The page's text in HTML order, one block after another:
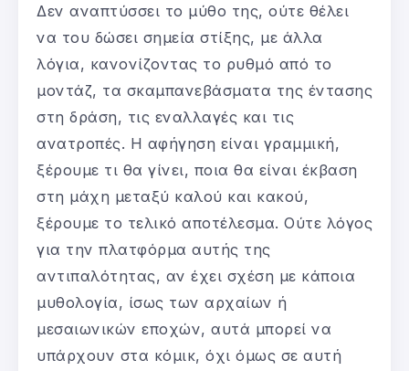
Δεν αναπτύσσει το μύθο της, ούτε θέλει
να του δώσει σημεία στίξης, με άλλα
λόγια, κανονίζοντας το ρυθμό από το
μοντάζ, τα σκαμπανεβάσματα της έντασης
στη δράση, τις εναλλαγές και τις
ανατροπές. Η αφήγηση είναι γραμμική,
ξέρουμε τι θα γίνει, ποια θα είναι έκβαση
στη μάχη μεταξύ καλού και κακού,
ξέρουμε το τελικό αποτέλεσμα. Ούτε λόγος
για την πλατφόρμα αυτής της
αντιπαλότητας, αν έχει σχέση με κάποια
μυθολογία, ίσως των αρχαίων ή
μεσαιωνικών εποχών, αυτά μπορεί να
υπάρχουν στα κόμικ, όχι όμως σε αυτή